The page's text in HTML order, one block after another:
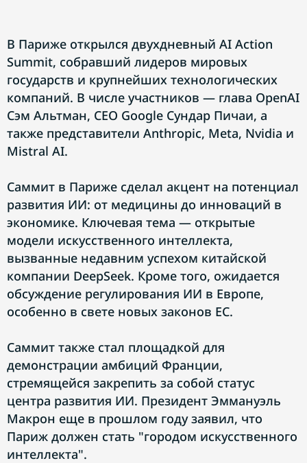
В Париже открылся двухдневный AI Action
Summit, собравший лидеров мировых
государств и крупнейших технологических
компаний. В числе участников — глава OpenAI
Сэм Альтман, CEO Google Сундар Пичаи, а
также представители Anthropic, Meta, Nvidia и
Mistral AI.
Саммит в Париже сделал акцент на потенциал
развития ИИ: от медицины до инноваций в
экономике. Ключевая тема — открытые
модели искусственного интеллекта,
вызванные недавним успехом китайской
компании DeepSeek. Кроме того, ожидается
обсуждение регулирования ИИ в Европе,
особенно в свете новых законов ЕС.
Саммит также стал площадкой для
демонстрации амбиций Франции,
стремящейся закрепить за собой статус
центра развития ИИ. Президент Эммануэль
Макрон еще в прошлом году заявил, что
Париж должен стать "городом искусственного
интеллекта".